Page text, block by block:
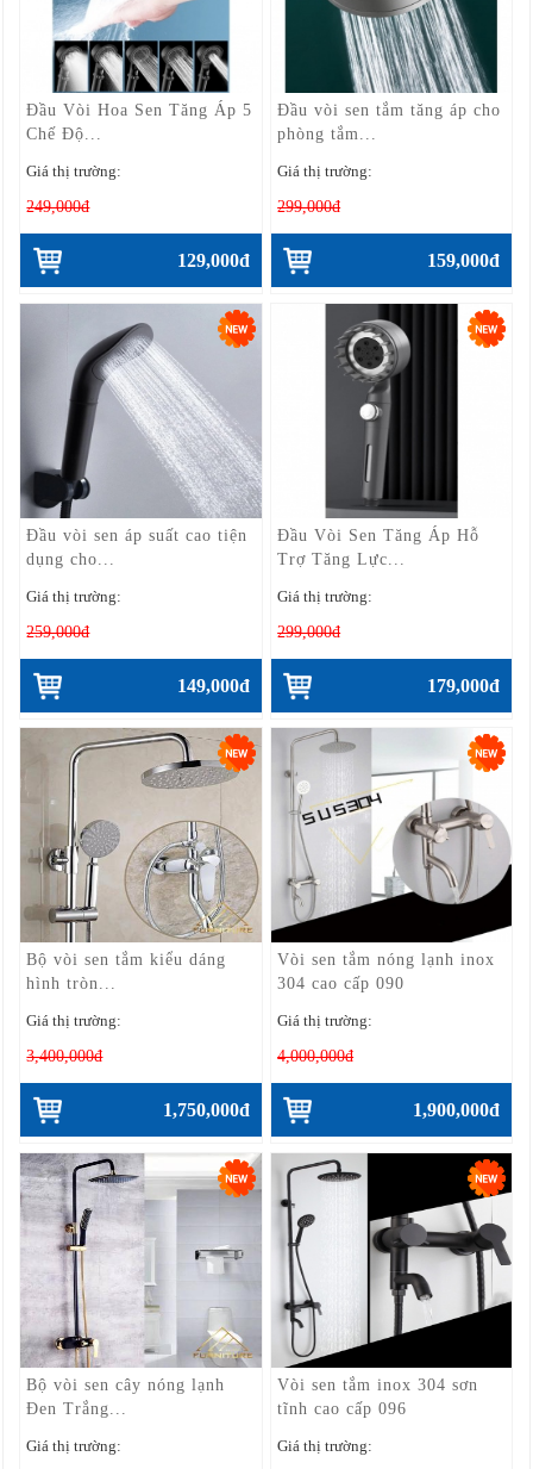
Đầu Vòi Hoa Sen Tăng Áp 5
Chế Độ...
Giá thị trường:
249,000đ
129,000đ
Đầu vòi sen tắm tăng áp cho
phòng tắm...
Giá thị trường:
299,000đ
159,000đ
Đầu vòi sen áp suất cao tiện
dụng cho...
Giá thị trường:
259,000đ
149,000đ
Đầu Vòi Sen Tăng Áp Hỗ
Trợ Tăng Lực...
Giá thị trường:
299,000đ
179,000đ
Bộ vòi sen tắm kiểu dáng
hình tròn...
Giá thị trường:
3,400,000đ
1,750,000đ
Vòi sen tắm nóng lạnh inox
304 cao cấp 090
Giá thị trường:
4,000,000đ
1,900,000đ
Bộ vòi sen cây nóng lạnh
Đen Trắng...
Giá thị trường:
Vòi sen tắm inox 304 sơn
tĩnh cao cấp 096
Giá thị trường: